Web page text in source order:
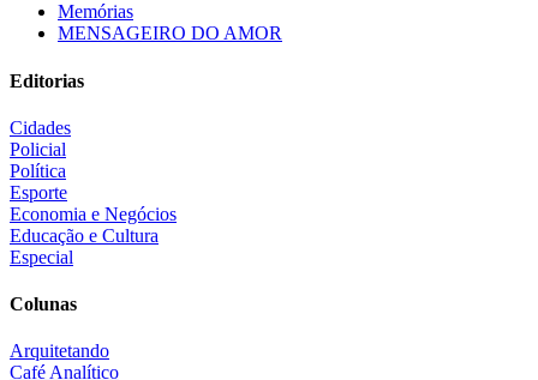
Memórias
MENSAGEIRO DO AMOR
Editorias
Cidades
Policial
Política
Esporte
Economia e Negócios
Educação e Cultura
Especial
Colunas
Arquitetando
Café Analítico